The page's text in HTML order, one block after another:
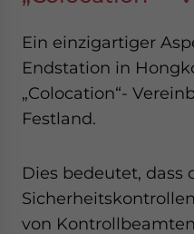
Ein einzigartiger
Endstation in
„Colocation“-
Festland.
Dies bedeutet, dass
von